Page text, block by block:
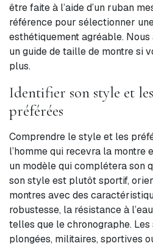
être faite à l’aide d’un ruban
référence pour sélectionner
esthétiquement agréable.
un guide de taille de montre si
plus.
Identifier son style et
préférées
Comprendre le style et les
l’homme qui recevra la
un modèle qui complétera son
son style est plutôt sportif,
montres avec des
robustesse, la résistance à
telles que le chronographe.
plongées, militaires, sportives